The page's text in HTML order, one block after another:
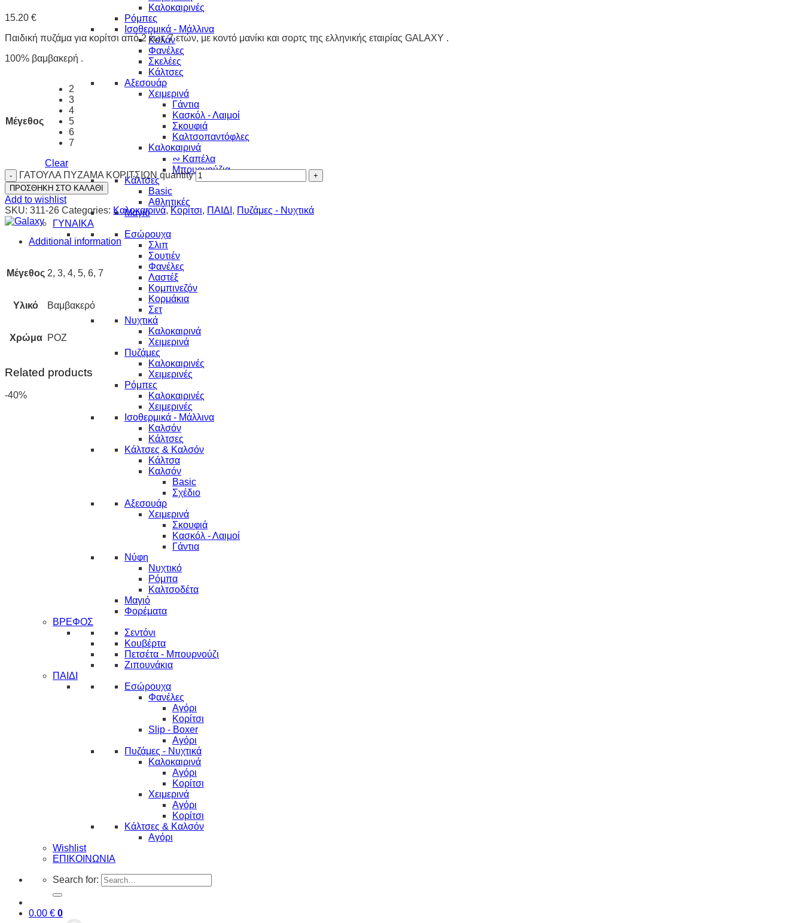
Καλοκαιρινές
Ρόμπες
Ισοθερμικά - Μάλλινα
Κολάν
Φανέλες
Σκελέες
Κάλτσες
Αξεσουάρ
Χειμερινά
Γάντια
Κασκόλ - Λαιμοί
Σκουφιά
Καλτσοπαντόφλες
Καλοκαιρινά
∾ Καπέλα
Μπουρνούζια
Κάλτσες
Basic
Αθλητικές
Μαγιό
ΓΥΝΑΙΚΑ
Εσώρουχα
Σλιπ
Σουτιέν
Φανέλες
Λαστέξ
Κομπινεζόν
Κορμάκια
Σετ
Νυχτικά
Καλοκαιρινά
Χειμερινά
Πυζάμες
Καλοκαιρινές
Χειμερινές
Ρόμπες
Καλοκαιρινές
Χειμερινές
Ισοθερμικά - Μάλλινα
Καλσόν
Κάλτσες
Κάλτσες & Καλσόν
Κάλτσα
Καλσόν
Basic
Σχέδιο
Αξεσουάρ
Χειμερινά
Σκουφιά
Κασκόλ - Λαιμοί
Γάντια
Νύφη
Νυχτικό
Ρόμπα
Καλτσοδέτα
Μαγιό
Φορέματα
ΒΡΕΦΟΣ
Σεντόνι
Κουβέρτα
Πετσέτα - Μπουρνούζι
Ζιπουνάκια
ΠΑΙΔΙ
Εσώρουχα
Φανέλες
Αγόρι
Κορίτσι
Slip - Boxer
Αγόρι
Πυζάμες - Νυχτικά
Καλοκαιρινά
Αγόρι
Κορίτσι
Χειμερινά
Αγόρι
Κορίτσι
Κάλτσες & Καλσόν
Αγόρι
Wishlist
ΕΠΙΚΟΙΝΩΝΙΑ
Search for:
0.00 € 0
15.20 €
Παιδική πυζάμα για κορίτσι από 2 έως 7 ετών, με κοντό μανίκι και σορτς της ελληνικής εταιρίας GALAXY .
100% βαμβακερή .
Μέγεθος
2
3
4
5
6
7
Clear
ΓΑΤΟΥΛΑ ΠΥΖΑΜΑ ΚΟΡΙΤΣΙΩΝ quantity
ΠΡΟΣΘΗΚΗ ΣΤΟ ΚΑΛΑΘΙ
Add to wishlist
SKU: 311-26 Categories: Καλοκαιρινά,Κορίτσι, ΠΑΙΔΙ , Πυζάμες - Νυχτικά
Additional information
Μέγεθος 2, 3, 4, 5, 6, 7
Υλικό Βαμβακερό
Χρώμα ΡΟΖ
Related products
-40%